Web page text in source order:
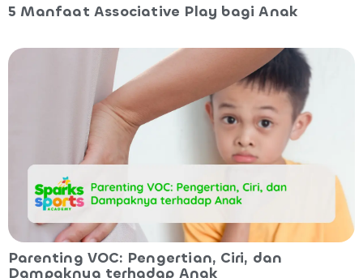
5 Manfaat Associative Play bagi Anak
Parenting VOC: Pengertian, Ciri, dan
Dampaknya terhadap Anak